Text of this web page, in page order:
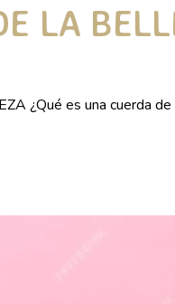
LA
¿Qué es una cuerda